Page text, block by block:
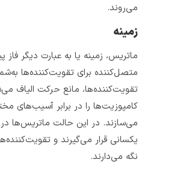
ماتریس، زمینه یا به عبارت دیگر فاز پیوسته،
متصل­‌کننده برای تقویت­‌کننده­‌ها به­‌شمار می‌رود.
تقویت‌­کننده‌­ها، مانع حرکت الیاف می‌شوند و
کامپوزیت‌ها را در برابر آسیب‌های مختلف مقاوم
می‌سازند. در این حالت ماتریس‌ها در موقعیت
یکسانی قرار می‌گیرند و تقویت­‌کننده­‌ها را ثابت
نگه می‌دارند.